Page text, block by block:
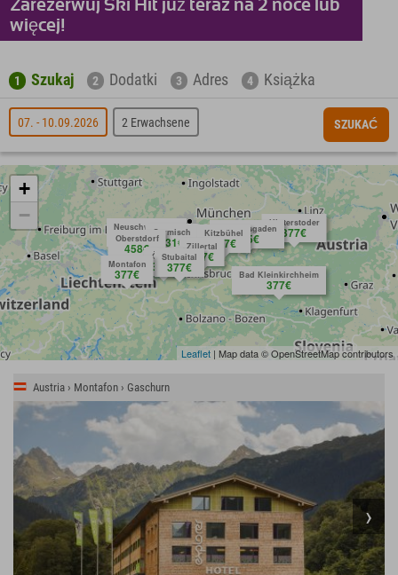
Zarezerwuj Ski Hit już teraz na 2 noce lub
więcej!
1 Szukaj 2 Dodatki 3 Adres 4 Książka
07. - 10.09.2026 2 Erwachsene SZUKAĆ
Montafon
377€
Zillertal
377€
Stubaital
377€
Ötztal
377€
Oberstdorf
458€
Neuschwanstein
404€ Kitzbühel
377€
Hinterstoder
377€
Garmisch
431€
Berchtesgaden
575€
Bad Kleinkirchheim
377€
Anfragen
+
−
Leaflet | Map data © OpenStreetMap contributors
Austria › Montafon › Gaschurn